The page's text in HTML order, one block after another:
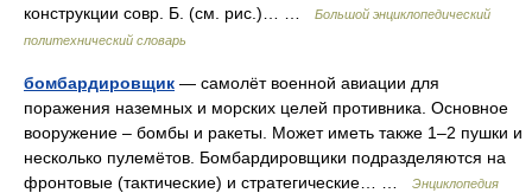
конструкции совр. Б. (см. рис.)… …
Большой энциклопедический
политехнический словарь
бомбардировщик — самолёт военной авиации для
поражения наземных и морских целей противника. Основное
вооружение – бомбы и ракеты. Может иметь также 1–2 пушки и
несколько пулемётов. Бомбардировщики подразделяются на
фронтовые (тактические) и стратегические… …
Энциклопедия